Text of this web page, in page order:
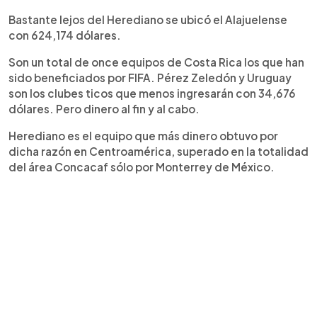
Bastante lejos del Herediano se ubicó el Alajuelense
con 624,174 dólares.
Son un total de once equipos de Costa Rica los que han
sido beneficiados por FIFA. Pérez Zeledón y Uruguay
son los clubes ticos que menos ingresarán con 34,676
dólares. Pero dinero al fin y al cabo.
Herediano es el equipo que más dinero obtuvo por
dicha razón en Centroamérica, superado en la totalidad
del área Concacaf sólo por Monterrey de México.